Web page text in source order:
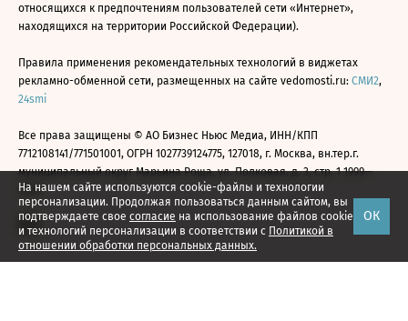
На нашем сайте используются cookie-файлы и технологии
персонализации. Продолжая пользоваться данным сайтом, вы
подтверждаете свое согласие на использование файлов cookie
и технологий персонализации в соответствии с Политикой в
отношении обработки персональных данных.
ОК
относящихся к предпочтениям пользователей сети «Интернет»,
находящихся на территории Российской Федерации).
Правила применения рекомендательных технологий в виджетах
рекламно-обменной сети, размещенных на сайте vedomosti.ru: СМИ2,
24smi
Все права защищены © АО Бизнес Ньюс Медиа, ИНН/КПП
7712108141/771501001, ОГРН 1027739124775, 127018, г. Москва, вн.тер.г.
муниципальный округ Марьина Роща, ул. Полковая, д. 3, стр. 1 1999—
2026